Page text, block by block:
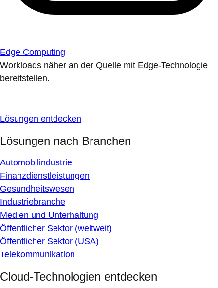
Edge Computing
Workloads näher an der Quelle mit Edge-Technologie
bereitstellen.
Lösungen entdecken
Lösungen nach Branchen
Automobilindustrie
Finanzdienstleistungen
Gesundheitswesen
Industriebranche
Medien und Unterhaltung
Öffentlicher Sektor (weltweit)
Öffentlicher Sektor (USA)
Telekommunikation
Cloud-Technologien entdecken